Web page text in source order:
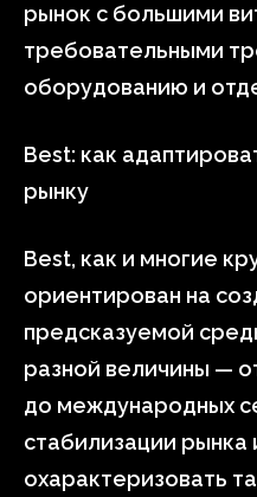
рынок с большими
требовательными
оборудованию и
Best: как
рынку
Best, как и многие
ориентирован на
предсказуемой
разной величины —
до международных
стабилизации
охарактеризовать